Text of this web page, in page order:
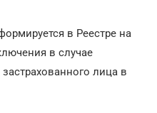
в Реестре на
в случае
лица в